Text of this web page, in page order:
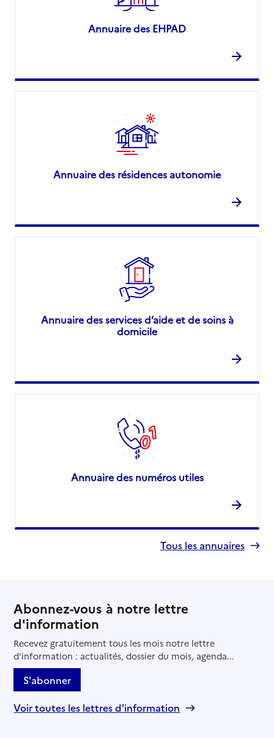
Annuaire des EHPAD
Annuaire des résidences autonomie
Annuaire des services d’aide et de soins à
domicile
Annuaire des numéros utiles
Tous les annuaires
Abonnez-vous à notre lettre
d'information
Recevez gratuitement tous les mois notre lettre
d'information : actualités, dossier du mois, agenda...
S'abonner
Voir toutes les lettres d'information